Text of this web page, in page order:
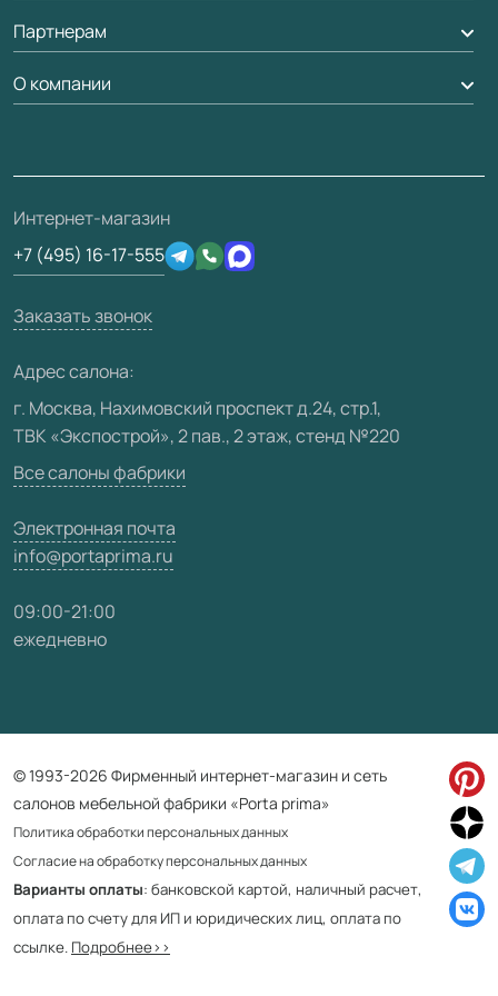
Рейки, баффели, стеллажи
Погонаж
Гарантия
Вопрос-ответ
Отзывы клиентов
Техническая информация
Юридическая информация
Вызов замерщика
Доставка
Партнерам
Дизайнерам / архитекторам
3D-модели
О компании
О фабрике
Сертификаты
Производство
Вакансии
Карта сайта
Интернет-магазин
+7 (495) 16-17-555
Заказать звонок
Адрес салона:
г. Москва, Нахимовский проспект д.24, стр.1,
ТВК «Экспострой», 2 пав., 2 этаж, стенд №220
Все салоны фабрики
Электронная почта
info@portaprima.ru
09:00-21:00
ежедневно
© 1993-2026 Фирменный интернет-магазин и сеть
салонов мебельной фабрики «Porta prima»
Политика обработки персональных данных
Согласие на обработку персональных данных
Варианты оплаты: банковской картой, наличный расчет,
оплата по счету для ИП и юридических лиц, оплата по
ссылке. Подробнее>>